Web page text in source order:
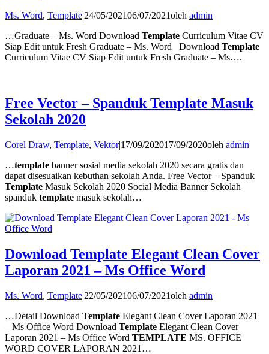
Ms. Word, Template|24/05/202106/07/2021oleh admin
…Graduate – Ms. Word Download Template Curriculum Vitae CV
Siap Edit untuk Fresh Graduate – Ms. Word Download Template
Curriculum Vitae CV Siap Edit untuk Fresh Graduate – Ms….
Free Vector – Spanduk Template Masuk
Sekolah 2020
Corel Draw, Template, Vektor|17/09/202017/09/2020oleh admin
…template banner sosial media sekolah 2020 secara gratis dan
dapat disesuaikan kebuthan sekolah Anda. Free Vector – Spanduk
Template Masuk Sekolah 2020 Social Media Banner Sekolah
spanduk template masuk sekolah…
Download Template Elegant Clean Cover
Laporan 2021 – Ms Office Word
Ms. Word, Template|22/05/202106/07/2021oleh admin
…Detail Download Template Elegant Clean Cover Laporan 2021
– Ms Office Word Download Template Elegant Clean Cover
Laporan 2021 – Ms Office Word TEMPLATE MS. OFFICE
WORD COVER LAPORAN 2021…